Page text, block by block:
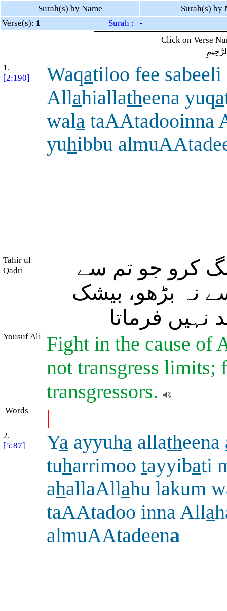
Surah(s) by Name
Surah(s) by
Verse(s): 1
Surah : -
Click on Verse
1.
[2:190]
Waqatiloo fee sabeeli
Allahiallatheena yuqa
wala taAAtadooinna
yuhibbu
Tahir ul
Qadri
کرو جو تم سے
نہ بڑھو، بیشک
فرماتا
Yousuf Ali
Fight in the cause of
not transgress
transgressors.
Words |
2.
[5:87]
Ya ayyuha allatheena
tuharrimoo tayyibati
ahallaAllahu lakum
taAAtadoo inna Alla
almuAAtadeena